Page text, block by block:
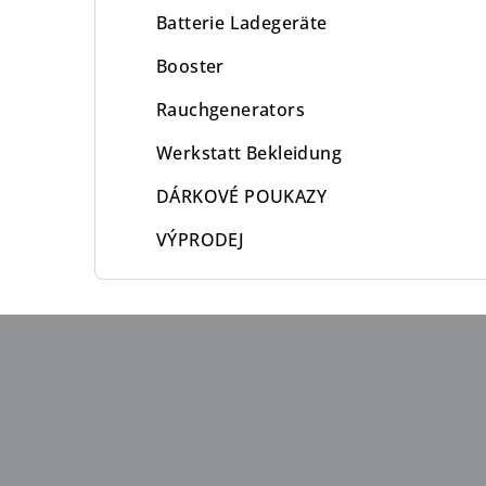
Batterie Ladegeräte
Booster
Rauchgenerators
Werkstatt Bekleidung
DÁRKOVÉ POUKAZY
VÝPRODEJ